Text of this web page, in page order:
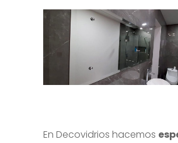
En Decovidrios hacemos